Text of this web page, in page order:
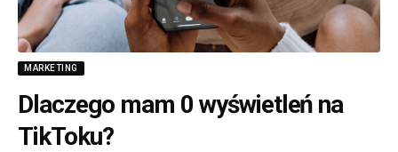
MARKETING
Dlaczego mam 0 wyświetleń na
TikToku?